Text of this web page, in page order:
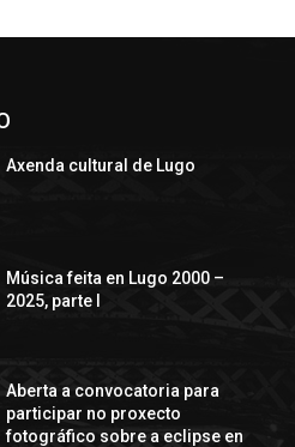
Axenda cultural de Lugo
Música feita en Lugo 2000 –
2025, parte I
Aberta a convocatoria para
participar no proxecto
fotográfico sobre a eclipse en